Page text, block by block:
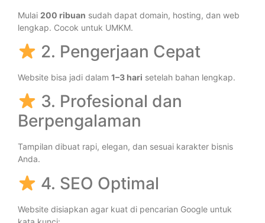
Mulai 200 ribuan sudah dapat domain, hosting, dan web
lengkap. Cocok untuk UMKM.
2. Pengerjaan Cepat
Website bisa jadi dalam 1–3 hari setelah bahan lengkap.
3. Profesional dan
Berpengalaman
Tampilan dibuat rapi, elegan, dan sesuai karakter bisnis
Anda.
4. SEO Optimal
Website disiapkan agar kuat di pencarian Google untuk